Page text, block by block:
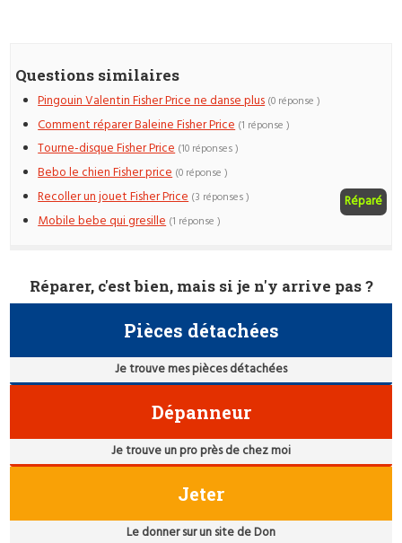
Questions similaires
Pingouin Valentin Fisher Price ne danse plus (0 réponse )
Comment réparer Baleine Fisher Price (1 réponse )
Tourne-disque Fisher Price (10 réponses )
Bebo le chien Fisher price (0 réponse )
Recoller un jouet Fisher Price Réparé
(3 réponses )
Mobile bebe qui gresille (1 réponse )
Réparer, c'est bien, mais si je n'y arrive pas ?
Pièces détachées
Je trouve mes pièces détachées
Dépanneur
Je trouve un pro près de chez moi
Jeter
Le donner sur un site de Don